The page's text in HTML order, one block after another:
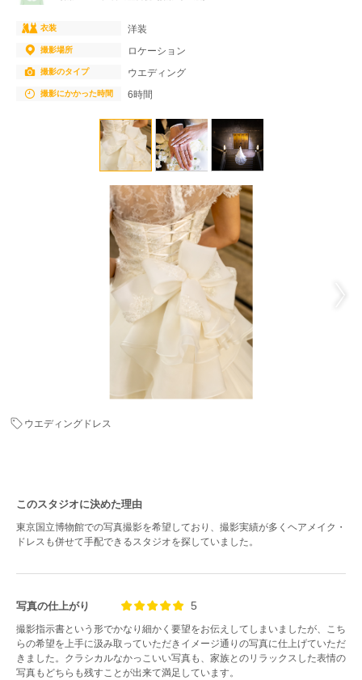
衣装 洋装
撮影場所 ロケーション
撮影のタイプ ウエディング
撮影にかかった時間 6時間
ウエディングドレス
このスタジオに決めた理由
東京国立博物館での写真撮影を希望しており、撮影実績が多くヘアメイク・
ドレスも併せて手配できるスタジオを探していました。
写真の仕上がり 5
撮影指示書という形でかなり細かく要望をお伝えしてしまいましたが、こち
らの希望を上手に汲み取っていただきイメージ通りの写真に仕上げていただ
きました。クラシカルなかっこいい写真も、家族とのリラックスした表情の
写真もどちらも残すことが出来て満足しています。